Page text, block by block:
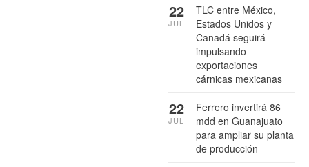
TLC entre México,
Estados Unidos y
Canadá seguirá
impulsando
exportaciones
cárnicas mexicanas
22
JUL
Ferrero invertirá 86
mdd en Guanajuato
para ampliar su planta
de producción
22
JUL